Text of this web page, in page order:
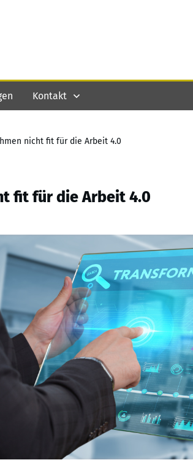
Kontakt
nicht fit für die Arbeit 4.0
fit für die Arbeit 4.0